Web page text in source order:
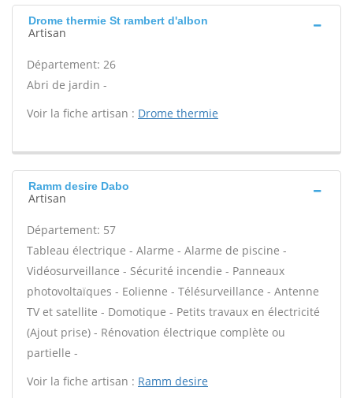
Drome thermie St rambert d'albon
Artisan
Département: 26
Abri de jardin -
Voir la fiche artisan : Drome thermie
Ramm desire Dabo
Artisan
Département: 57
Tableau électrique - Alarme - Alarme de piscine -
Vidéosurveillance - Sécurité incendie - Panneaux
photovoltaïques - Eolienne - Télésurveillance - Antenne
TV et satellite - Domotique - Petits travaux en électricité
(Ajout prise) - Rénovation électrique complète ou
partielle -
Voir la fiche artisan : Ramm desire